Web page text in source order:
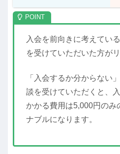
入会を前向きに考えてい
を受けていただいた方が
「入会するか分からない
談を受けていただくと、
かかる費用は5,000円のみ
ナブルになります。